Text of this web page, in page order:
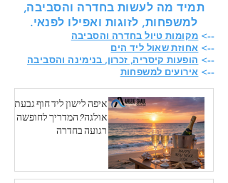
תמיד מה לעשות בחדרה והסביבה,
למשפחות, לזוגות ואפילו לפנאי.
--> מקומות טיול בחדרה והסביבה
--> אחוזת שאול ליד הים
--> הופעות קיסריה, זכרון, בנימינה והסביבה
--> אירועים למשפחות
איפה לישון ליד חוף גבעת
אולגה? המדריך לחופשה
רגועה בחדרה